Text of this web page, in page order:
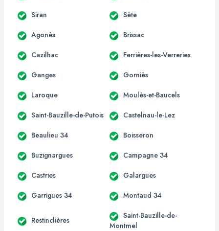
Siran Sète
Agonès Brissac
Cazilhac Ferrières-les-Verreries
Ganges Gorniès
Laroque Moulès-et-Baucels
Saint-Bauzille-de-Putois Castelnau-le-Lez
Beaulieu 34 Boisseron
Buzignargues Campagne 34
Castries Galargues
Garrigues 34 Montaud 34
Restinclières
Saint-Bauzille-de-
Montmel